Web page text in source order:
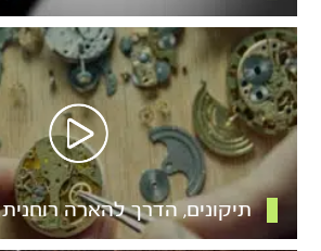
תיקונים, הדרך להארה רוחנית